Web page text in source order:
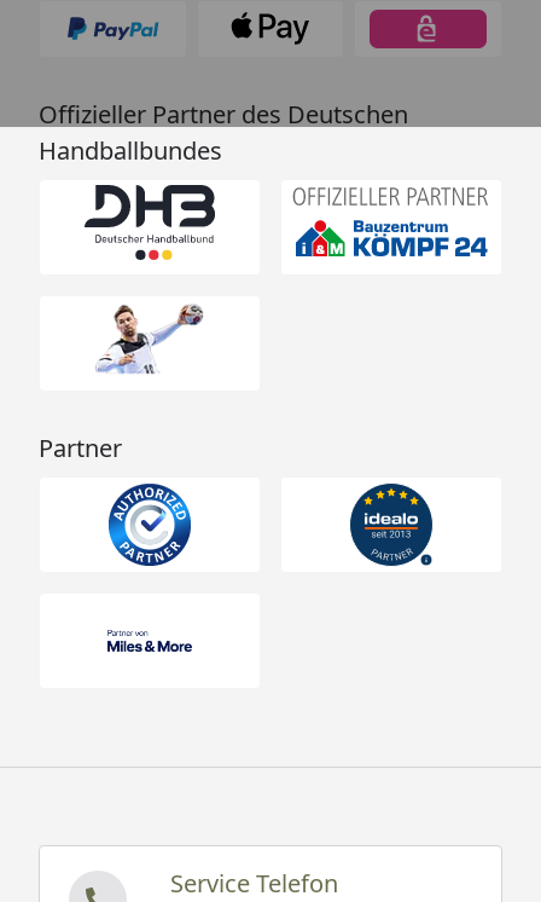
Offizieller Partner des Deutschen
Handballbundes
Partner
Service Telefon